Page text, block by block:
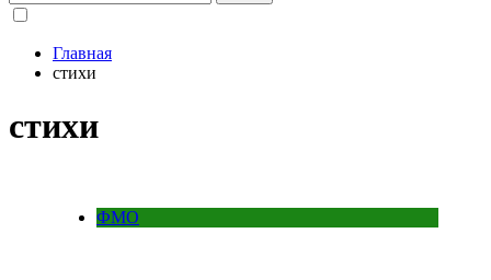
Главная
стихи
стихи
ФМО